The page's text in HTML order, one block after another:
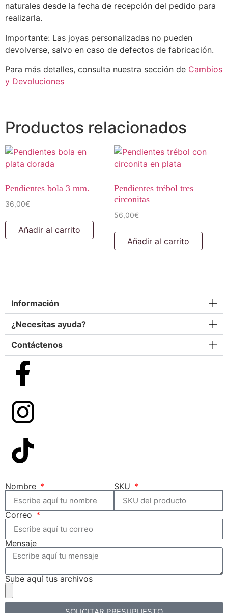
naturales desde la fecha de recepción del pedido para
realizarla.
Importante: Las joyas personalizadas no pueden
devolverse, salvo en caso de defectos de fabricación.
Para más detalles, consulta nuestra sección de Cambios
y Devoluciones
Productos relacionados
Pendientes bola 3 mm.
36,00€
Añadir al carrito
Pendientes trébol tres
circonitas
56,00€
Añadir al carrito
Información
¿Necesitas ayuda?
Contáctenos
Nombre SKU
Correo
Mensaje
Sube aquí tus archivos